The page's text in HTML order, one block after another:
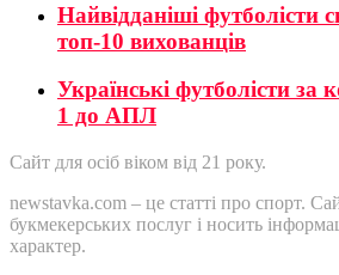
Найвідданіші футболісти
топ-10 вихованців
Українські футболісти за
1 до АПЛ
Сайт для осіб віком від 21 року.
newstavka.com – це статті про спорт.
букмекерських послуг і носить
характер.